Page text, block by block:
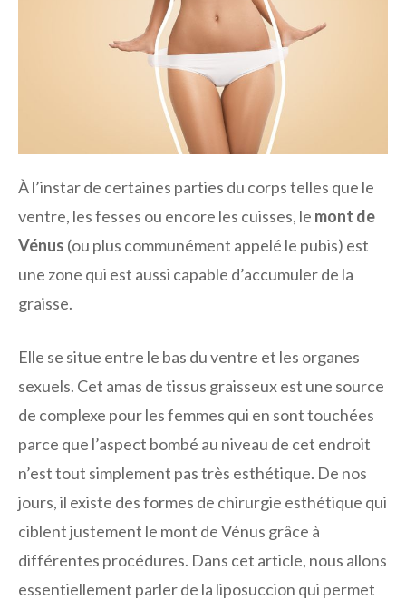
À l’instar de certaines parties du corps telles que le
ventre, les fesses ou encore les cuisses, le mont de
Vénus (ou plus communément appelé le pubis) est
une zone qui est aussi capable d’accumuler de la
graisse.
Elle se situe entre le bas du ventre et les organes
sexuels. Cet amas de tissus graisseux est une source
de complexe pour les femmes qui en sont touchées
parce que l’aspect bombé au niveau de cet endroit
n’est tout simplement pas très esthétique. De nos
jours, il existe des formes de chirurgie esthétique qui
ciblent justement le mont de Vénus grâce à
différentes procédures. Dans cet article, nous allons
essentiellement parler de la liposuccion qui permet